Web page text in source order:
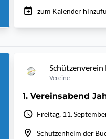
zum Kalender
Schützenverein
Vereine
1. Vereinsabend
Freitag, 11.
Schützenheim der